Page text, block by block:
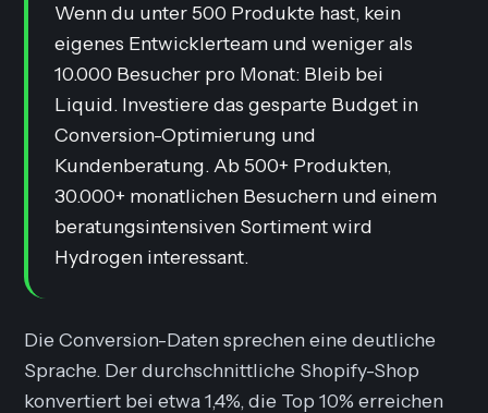
Wenn du unter 500 Produkte hast, kein
eigenes Entwicklerteam und weniger als
10.000 Besucher pro Monat: Bleib bei
Liquid. Investiere das gesparte Budget in
Conversion-Optimierung und
Kundenberatung. Ab 500+ Produkten,
30.000+ monatlichen Besuchern und einem
beratungsintensiven Sortiment wird
Hydrogen interessant.
Die Conversion-Daten sprechen eine deutliche
Sprache. Der durchschnittliche Shopify-Shop
konvertiert bei etwa 1,4%, die Top 10% erreichen